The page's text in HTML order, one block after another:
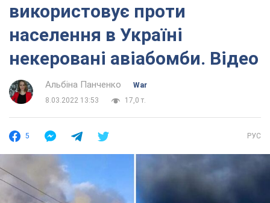
використовує проти
населення в Україні
некеровані авіабомби. Відео
Альбіна Панченко
War
8.03.2022 13:53
17,0 т.
5 РУС